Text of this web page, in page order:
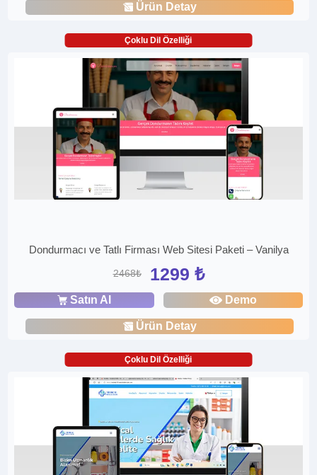
Ürün Detay
Çoklu Dil Özelliği
Dondurmacı ve Tatlı Firması Web Sitesi Paketi – Vanilya
2468₺ 1299 ₺
Satın Al Demo
Ürün Detay
Çoklu Dil Özelliği